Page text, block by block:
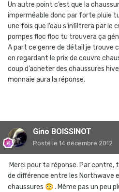
Un autre point c’est que la
imperméable donc par forte pluie
une fois que l’eau s’infiltrera par le
pompes floc floc tu trouvera ça
A part ce genre de détail je trouve
en regardant le prix de couvre
coup d’acheter des chaussures
monnaie aura la réponse.
Gino BOISSINOT
Posté le 14 décembre 2012
Merci pour ta réponse. Par contre,
de différence entre les Northwave
chaussures 😳. Même pas un peu